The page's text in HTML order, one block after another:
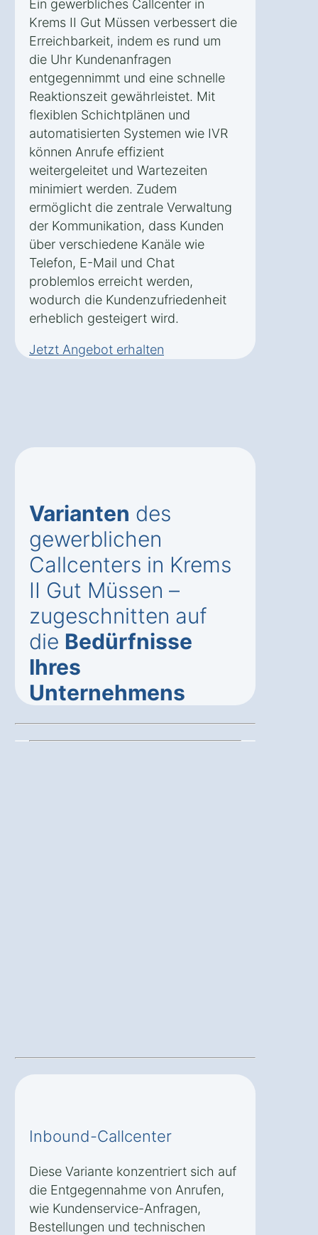
Ein gewerbliches Callcenter in
Krems II Gut Müssen verbessert die
Erreichbarkeit, indem es rund um
die Uhr Kundenanfragen
entgegennimmt und eine schnelle
Reaktionszeit gewährleistet. Mit
flexiblen Schichtplänen und
automatisierten Systemen wie IVR
können Anrufe effizient
weitergeleitet und Wartezeiten
minimiert werden. Zudem
ermöglicht die zentrale Verwaltung
der Kommunikation, dass Kunden
über verschiedene Kanäle wie
Telefon, E-Mail und Chat
problemlos erreicht werden,
wodurch die Kundenzufriedenheit
erheblich gesteigert wird.
Jetzt Angebot erhalten
Varianten des
gewerblichen
Callcenters in Krems
II Gut Müssen –
zugeschnitten auf
die Bedürfnisse
Ihres
Unternehmens
Inbound-Callcenter
Diese Variante konzentriert sich auf
die Entgegennahme von Anrufen,
wie Kundenservice-Anfragen,
Bestellungen und technischen